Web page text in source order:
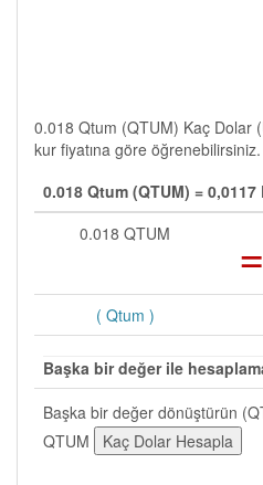
0.018 Qtum (QTUM) Kaç Dolar
kur fiyatına göre öğrenebilirsiniz.
0.018 Qtum (QTUM) = 0,0117
0.018 QTUM
=
( Qtum )
Başka bir değer ile
Başka bir değer dönüştürün
QTUM